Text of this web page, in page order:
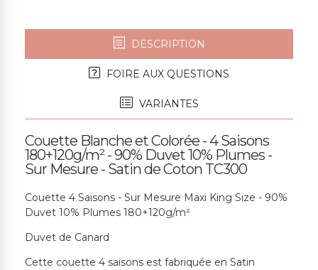
DESCRIPTION
FOIRE AUX QUESTIONS
VARIANTES
Couette Blanche et Colorée - 4 Saisons
180+120g/m² - 90% Duvet 10% Plumes -
Sur Mesure - Satin de Coton TC300
Couette 4 Saisons - Sur Mesure Maxi King Size - 90%
Duvet 10% Plumes 180+120g/m²
Duvet de Canard
Cette couette 4 saisons est fabriquée en Satin